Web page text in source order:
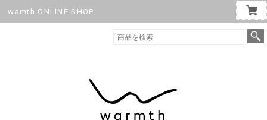
wamth ONLINE SHOP